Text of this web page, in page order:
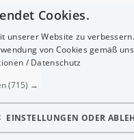
Cookies.
unserer Website zu
von Cookies gemäß
/ Datenschutz
(715) →
EINSTELLUNGEN ODER